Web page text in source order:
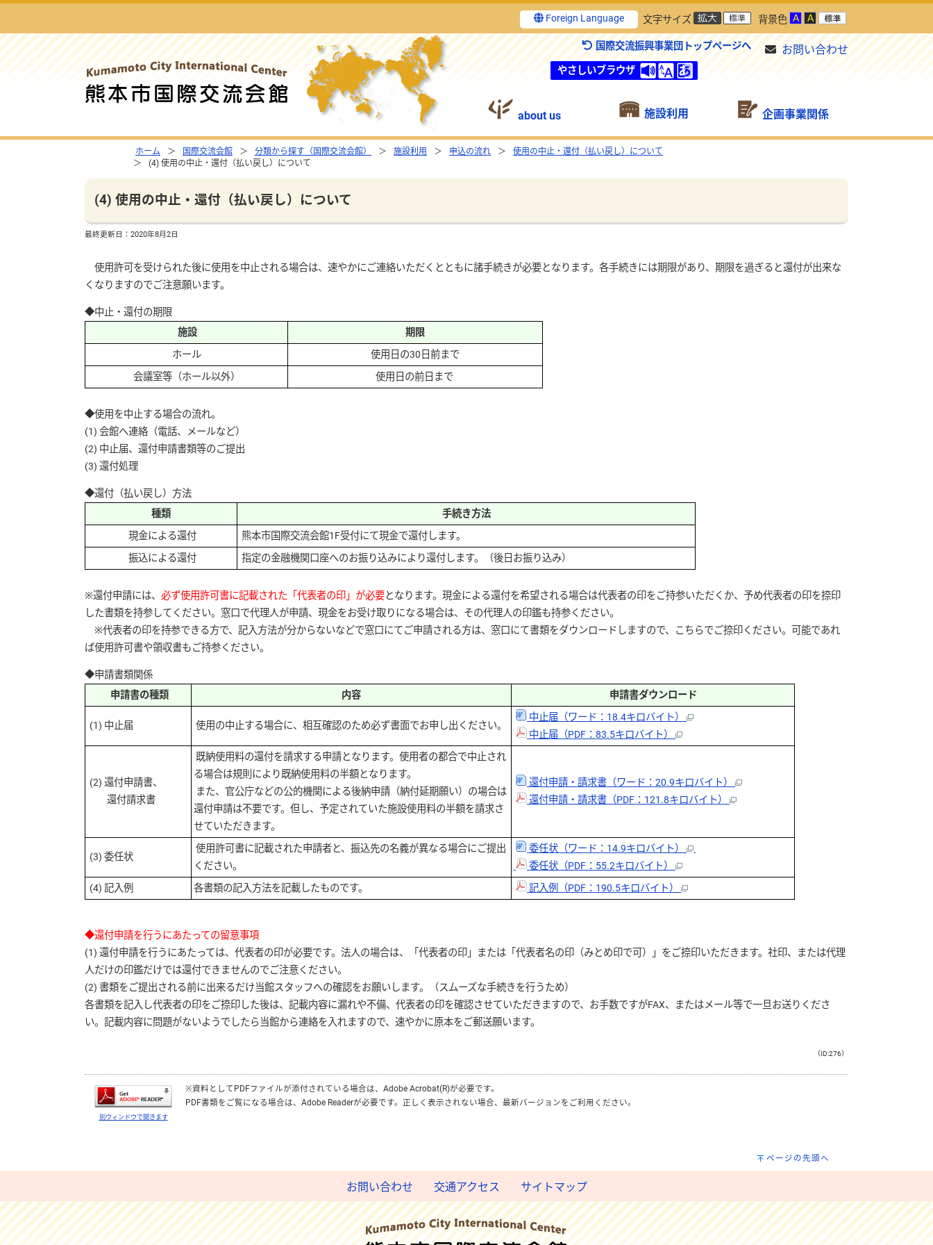
Foreign Language 文字サイズ 背景色
お問い合わせ
国際交流振興事業団トップページへ
やさしいブラウザ
about us 施設利用 企画事業関係
ホーム 国際交流会館 分類から探す（国際交流会館） 施設利用 申込の流れ
使用の中止・還付（払い戻し）について
(4) 使用の中止・還付（払い戻し）について
(4) 使用の中止・還付（払い戻し）について
最終更新日： 2020年8月2日
使用許可を受けられた後に使用を中止される場合は、速やかにご連絡いただくとともに諸手続きが必要となります。各手続きには期限があり、期限を過ぎると還付が出来な
くなりますのでご注意願います。
◆中止・還付の期限
施設
期限
ホール
使用日の30日前まで
会議室等（ホール以外）
使用日の前日まで
◆使用を中止する場合の流れ。
(1) 会館へ連絡（電話、メールなど）
(2) 中止届、還付申請書類等のご提出
(3) 還付処理
◆還付（払い戻し）方法
種類
手続き方法
現金による還付
熊本市国際交流会館1F受付にて現金で還付します。
振込による還付
指定の金融機関口座へのお振り込みにより還付します。（後日お振り込み）
※還付申請には、 必ず使用許可書に記載された「代表者の印」が必要となります。現金による還付を希望される場合は代表者の印をご持参いただくか、予め代表者の印を捺印
した書類を持参してください。窓口で代理人が申請、現金をお受け取りになる場合は、その代理人の印鑑も持参ください。
※代表者の印を持参できる方で、記入方法が分からないなどで窓口にてご申請される方は、窓口にて書類をダウンロードしますので、こちらでご捺印ください。可能であれ
ば使用許可書や領収書もご持参ください。
◆申請書類関係
申請書の種類
内容 申請書ダウンロード
(1) 中止届 使用の中止する場合に、相互確認のため必ず書面でお申し出ください。
中止届（ワード：18.4キロバイト）
中止届（PDF：83.5キロバイト）
(2) 還付申請書、
還付請求書
既納使用料の還付を請求する申請となります。使用者の都合で中止され
る場合は規則により既納使用料の半額となります。
また、官公庁などの公的機関による後納申請（納付延期願い）の場合は
還付申請は不要です。但し、予定されていた施設使用料の半額を請求さ
せていただきます。
還付申請・請求書（ワード：20.9キロバイト）
還付申請・請求書（PDF：121.8キロバイト）
(3) 委任状
使用許可書に記載された申請者と、振込先の名義が異なる場合にご提出
ください。
委任状（ワード：14.9キロバイト）
委任状（PDF：55.2キロバイト）
(4) 記入例
各書類の記入方法を記載したものです。 記入例（PDF：190.5キロバイト）
◆還付申請を行うにあたっての留意事項
(1) 還付申請を行うにあたっては、代表者の印が必要です。法人の場合は、「代表者の印」または「代表者名の印（みとめ印で可）」をご捺印いただきます。社印、または代理
人だけの印鑑だけでは還付できませんのでご注意ください。
(2) 書類をご提出される前に出来るだけ当館スタッフへの確認をお願いします。（スムーズな手続きを行うため）
各書類を記入し代表者の印をご捺印した後は、記載内容に漏れや不備、代表者の印を確認させていただきますので、お手数ですがFAX、またはメール等で一旦お送りくださ
い。記載内容に問題がないようでしたら当館から連絡を入れますので、速やかに原本をご郵送願います。
（ID:276）
別ウィンドウで開きます
※資料としてPDFファイルが添付されている場合は、 Adobe Acrobat(R)が必要です。
PDF書類をご覧になる場合は、 Adobe Readerが必要です。正しく表示されない場合、最新バージョンをご利用ください。
ページの先頭へ
お問い合わせ 交通アクセス サイトマップ